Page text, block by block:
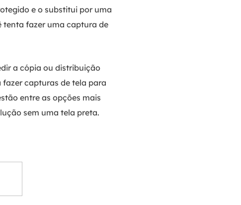
e o substitui por uma
tenta fazer uma captura de
a cópia ou distribuição
capturas de tela para
entre as opções mais
sem uma tela preta.